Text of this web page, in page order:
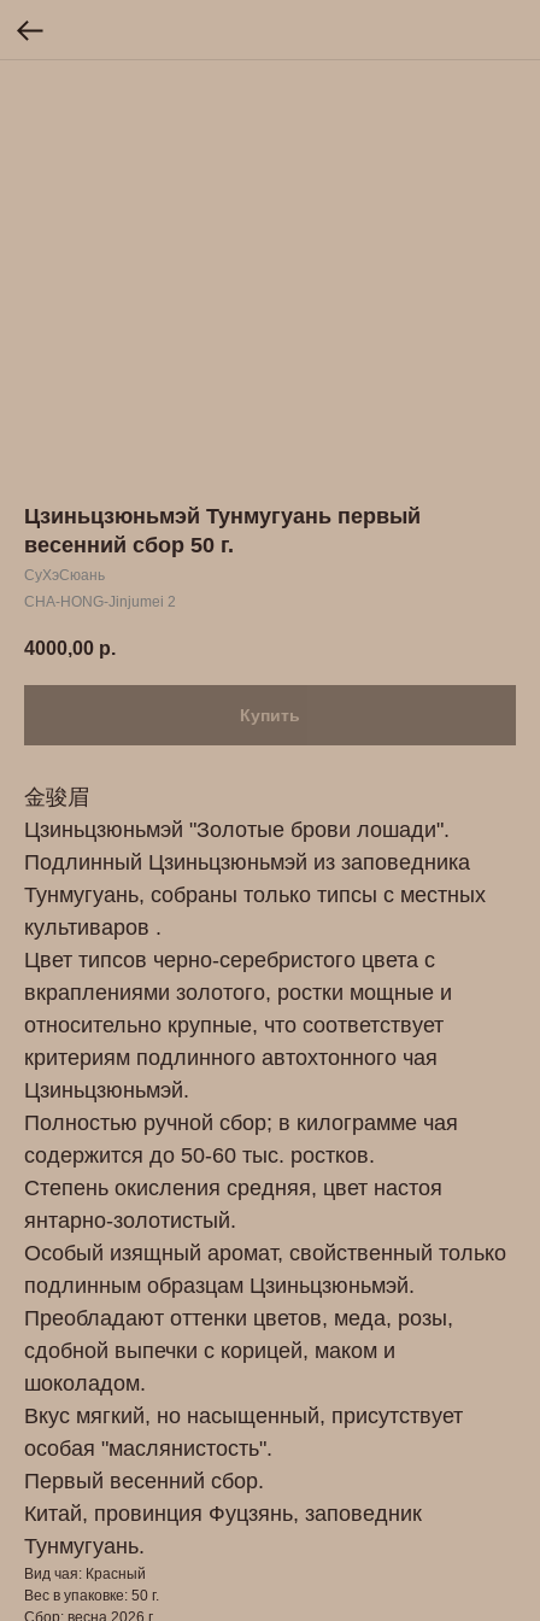
Цзиньцзюньмэй Тунмугуань первый
весенний сбор 50 г.
СуХэСюань
CHA-HONG-Jinjumei 2
4000,00 р.
Купить
金骏眉
Цзиньцзюньмэй "Золотые брови лошади".
Подлинный Цзиньцзюньмэй из заповедника
Тунмугуань, собраны только типсы с местных
культиваров .
Цвет типсов черно-серебристого цвета с
вкраплениями золотого, ростки мощные и
относительно крупные, что соответствует
критериям подлинного автохтонного чая
Цзиньцзюньмэй.
Полностью ручной сбор; в килограмме чая
содержится до 50-60 тыс. ростков.
Степень окисления средняя, цвет настоя
янтарно-золотистый.
Особый изящный аромат, свойственный только
подлинным образцам Цзиньцзюньмэй.
Преобладают оттенки цветов, меда, розы,
сдобной выпечки с корицей, маком и
шоколадом.
Вкус мягкий, но насыщенный, присутствует
особая "маслянистость".
Первый весенний сбор.
Китай, провинция Фуцзянь, заповедник
Тунмугуань.
Вид чая: Красный
Вес в упаковке: 50 г.